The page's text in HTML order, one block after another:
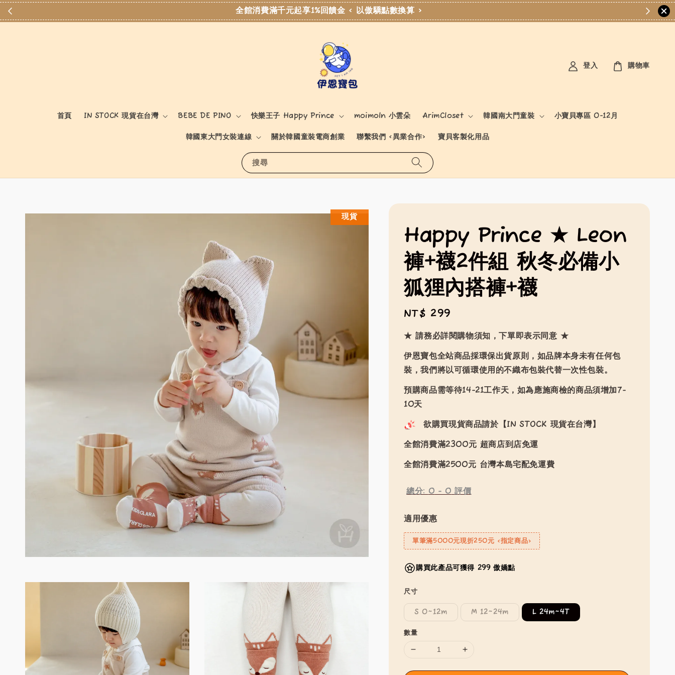
全館消費滿千元起享1%回饋金 < 以傲驕點數換算 >
搜尋
首頁 IN STOCK 現貨在台灣 BEBE DE PINO 快樂王子 Happy Prince moimoln 小雲朵 ArimCloset 韓國南大門童裝 小寶貝專區 0-12月
韓國東大門女裝連線 關於韓國童裝電商創業 聯繫我們 <異業合作> 寶貝客製化用品
登入 購物車
現貨
Happy Prince ★ Leon
褲+襪2件組 秋冬必備小
狐狸內搭褲+襪
Regular
price
NT$ 299
★ 請務必詳閱購物須知，下單即表示同意 ★
伊恩寶包全站商品採環保出貨原則，如品牌本身未有任何包
裝，我們將以可循環使用的不織布包裝代替一次性包裝。
預購商品需等待14-21工作天，如為應施商檢的商品須增加7-
10天
欲購買現貨商品請於【IN STOCK 現貨在台灣】
全館消費滿2300元 超商店到店免運
全館消費滿2500元 台灣本島宅配免運費
總分: 0 - 0 評價
適用優惠
單筆滿5000元現折250元 <指定商品>
購買此產品可獲得 299 傲嬌點
尺寸
S 0~12m M 12~24m L 24m~4T
數量